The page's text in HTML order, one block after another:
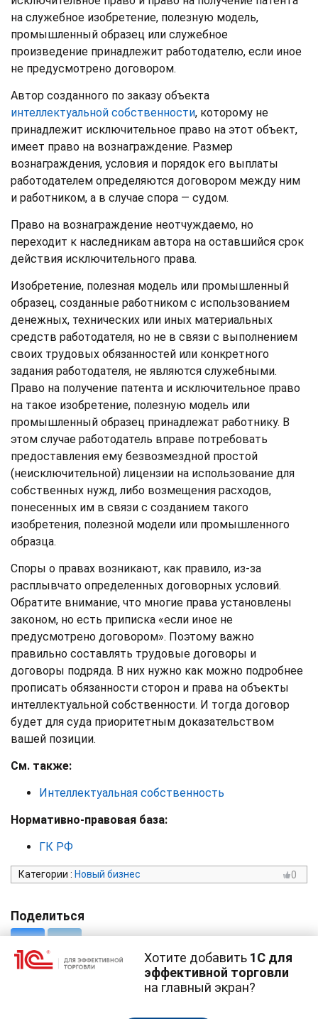
на служебное изобретение, полезную модель,
промышленный образец или служебное
произведение принадлежит работодателю, если иное
не предусмотрено договором.
Автор созданного по заказу объекта
интеллектуальной собственности, которому не
принадлежит исключительное право на этот объект,
имеет право на вознаграждение. Размер
вознаграждения, условия и порядок его выплаты
работодателем определяются договором между ним
и работником, а в случае спора — судом.
Право на вознаграждение неотчуждаемо, но
переходит к наследникам автора на оставшийся срок
действия исключительного права.
Изобретение, полезная модель или промышленный
образец, созданные работником с использованием
денежных, технических или иных материальных
средств работодателя, но не в связи с выполнением
своих трудовых обязанностей или конкретного
задания работодателя, не являются служебными.
Право на получение патента и исключительное право
на такое изобретение, полезную модель или
промышленный образец принадлежат работнику. В
этом случае работодатель вправе потребовать
предоставления ему безвозмездной простой
(неисключительной) лицензии на использование для
собственных нужд, либо возмещения расходов,
понесенных им в связи с созданием такого
изобретения, полезной модели или промышленного
образца.
Споры о правах возникают, как правило, из-за
расплывчато определенных договорных условий.
Обратите внимание, что многие права установлены
законом, но есть приписка «если иное не
предусмотрено договором». Поэтому важно
правильно составлять трудовые договоры и
договоры подряда. В них нужно как можно подробнее
прописать обязанности сторон и права на объекты
интеллектуальной собственности. И тогда договор
будет для суда приоритетным доказательством
вашей позиции.
См. также:
Интеллектуальная собственность
Нормативно-правовая база:
ГК РФ
Категории : Новый бизнес 0
Поделиться
cookie-файлы (файлы с данными о прошлых
Хотите добавить 1С для
эффективной торговли
на главный экран?